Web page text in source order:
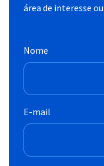
área de interesse
Nome
E-mail